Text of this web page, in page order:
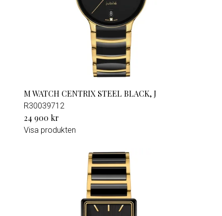
M WATCH CENTRIX STEEL BLACK, J
R30039712
24 900 kr
Visa produkten